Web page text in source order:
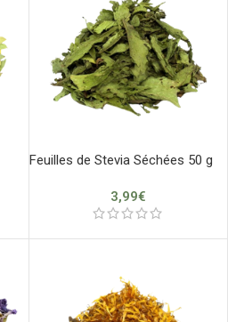
Feuilles de Stevia Séchées 50 g
3,99€